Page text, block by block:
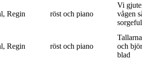
Regin röst och piano
Vi
vågen
Regin röst och piano
och
blad